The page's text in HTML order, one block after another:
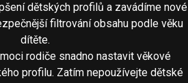
dětských profilů a zavádíme nové
filtrování obsahu podle věku
dítěte.
rodiče snadno nastavit věkové
profilu. Zatím nepoužívejte dětské